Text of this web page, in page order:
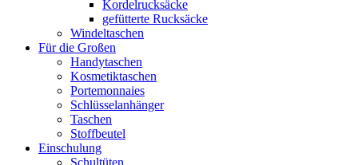
Kordelrucksäcke
gefütterte Rucksäcke
Windeltaschen
Für die Großen
Handytaschen
Kosmetiktaschen
Portemonnaies
Schlüsselanhänger
Taschen
Stoffbeutel
Einschulung
Schultüten